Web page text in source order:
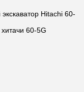
Hitachi 60-
60-5G